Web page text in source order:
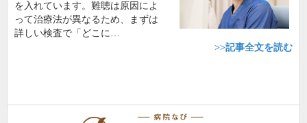
を入れています。難聴は原因によ
って治療法が異なるため、まずは
詳しい検査で「どこに…
>>記事全文を読む